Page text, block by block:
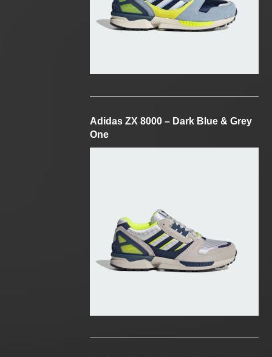
Adidas ZX 8000 – Dark Blue & Grey
One